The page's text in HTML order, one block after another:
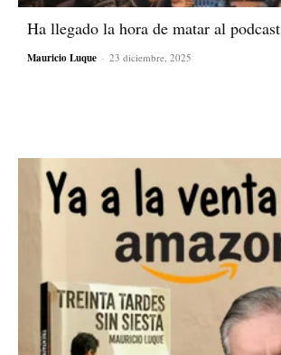
Ha llegado la hora de matar al podcast
Mauricio Luque - 23 diciembre, 2025